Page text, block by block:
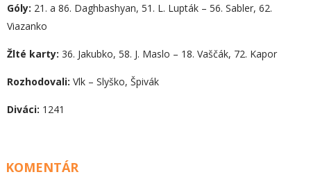
Góly: 21. a 86. Daghbashyan, 51. L. Lupták – 56. Sabler, 62.
Viazanko
Žlté karty: 36. Jakubko, 58. J. Maslo – 18. Vaščák, 72. Kapor
Rozhodovali: Vlk – Slyško, Špivák
Diváci: 1241
KOMENTÁR